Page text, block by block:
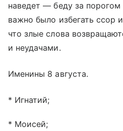
наведет — беду за порогом
важно было избегать ссор
что злые слова
и неудачами.
Именины 8 августа.
* Игнатий;
* Моисей;